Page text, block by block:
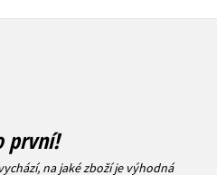
první!
na jaké zboží je výhodná